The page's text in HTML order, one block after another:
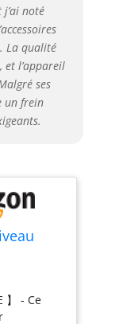
la plage
de
le
le plus
vos
la
du
rotatif
m de
être
plan
un fil à
pour
noté
La qualité
et l’appareil
ses
un frein
Ligne
】 - Ce